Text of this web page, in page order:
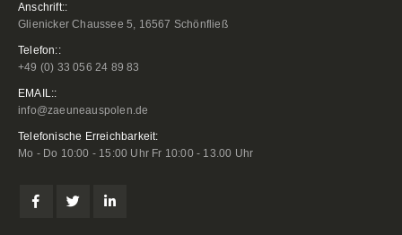
Anschrift::
Glienicker Chaussee 5, 16567 Schönfließ
Telefon::
+49 (0) 33 056 24 89 83
EMAIL::
info@zaeuneauspolen.de
Telefonische Erreichbarkeit:
Mo - Do 10:00 - 15:00 Uhr Fr 10:00 - 13.00 Uhr